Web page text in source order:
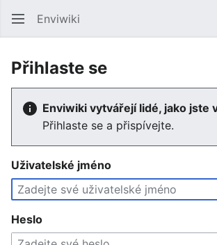
Enviwiki
Přihlaste se
Enviwiki vytvářejí lidé, jako jste
Přihlaste se a přispívejte.
Uživatelské jméno
Heslo